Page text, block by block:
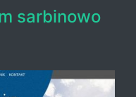
sarbinowo